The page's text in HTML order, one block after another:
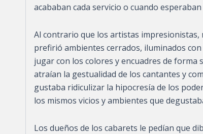
acababan cada servicio o cuando
Al contrario que los artistas impresionistas,
prefirió ambientes cerrados, iluminados
jugar con los colores y encuadres de forma
atraían la gestualidad de los cantantes y
gustaba ridiculizar la hipocresía de los
los mismos vicios y ambientes que
Los dueños de los cabarets le pedían que